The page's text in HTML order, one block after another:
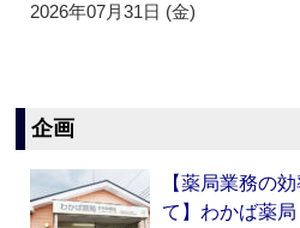
2026年07月31日 (金)
企画
【薬局業務の
て】わかば薬局